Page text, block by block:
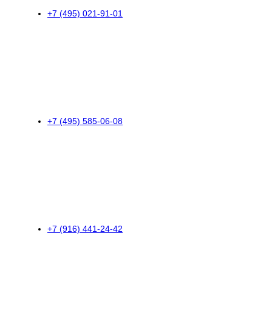
+7 (495) 021-91-01
+7 (495) 585-06-08
+7 (916) 441-24-42